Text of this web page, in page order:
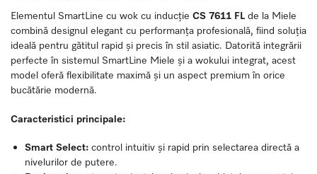
Elementul SmartLine cu wok cu inducție CS 7611 FL de la Miele
combină designul elegant cu performanța profesională, fiind soluția
ideală pentru gătitul rapid și precis în stil asiatic. Datorită integrării
perfecte în sistemul SmartLine Miele și a wokului integrat, acest
model oferă flexibilitate maximă și un aspect premium în orice
bucătărie modernă.
Caracteristici principale:
Smart Select: control intuitiv și rapid prin selectarea directă a
nivelurilor de putere.